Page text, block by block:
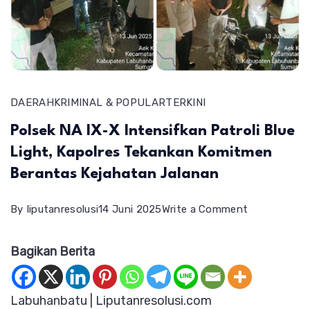
DAERAHKRIMINAL & POPULARTERKINI
Polsek NA IX-X Intensifkan Patroli Blue
Light, Kapolres Tekankan Komitmen
Berantas Kejahatan Jalanan
By liputanresolusi14 Juni 2025Write a Comment
IX-
Bagikan Berita
Labuhanbatu | Liputanresolusi.com